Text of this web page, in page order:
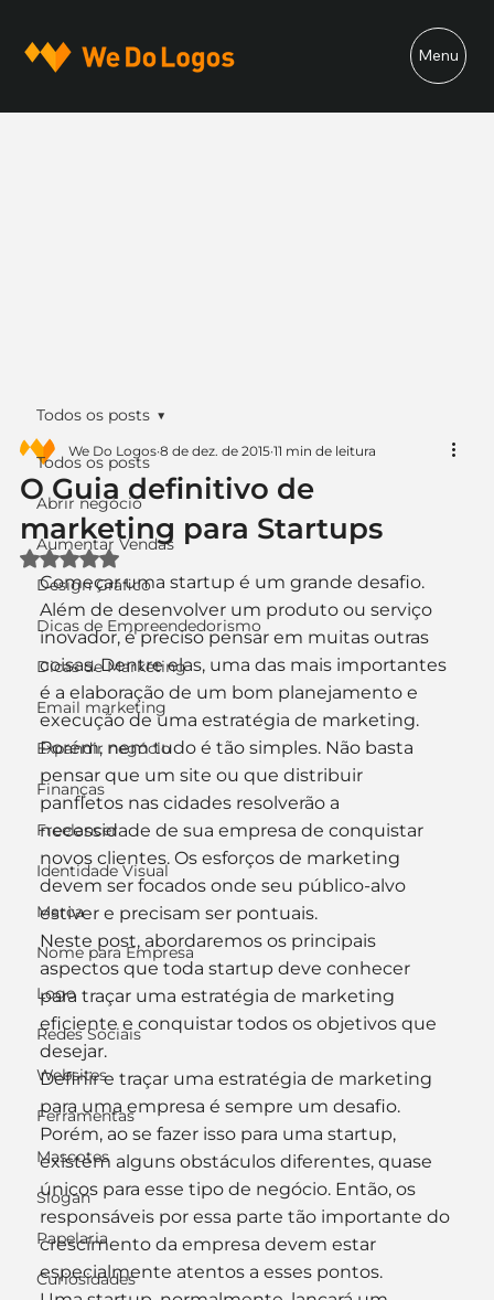
Menu
Todos os posts
Abrir negócio
Aumentar Vendas
Design Gráfico
Dicas de Empreendedorismo
Dicas de Marketing
Email marketing
Expandir negócio
Finanças
Freelancer
Identidade Visual
Marca
Nome para Empresa
Logo
Redes Sociais
Websites
Ferramentas
Mascotes
Slogan
Papelaria
Curiosidades
Todos os posts
O Guia definitivo de
marketing para Startups
We Do Logos 8 de dez. de 2015 11 min de leitura
Avaliado com NaN de 5 estrelas.
Começar uma startup é um grande desafio.
Além de desenvolver um produto ou serviço
inovador, é preciso pensar em muitas outras
coisas. Dentre elas, uma das mais importantes
é a elaboração de um bom planejamento e
execução de uma estratégia de marketing.
Porém, nem tudo é tão simples. Não basta
pensar que um site ou que distribuir
panfletos nas cidades resolverão a
necessidade de sua empresa de conquistar
novos clientes. Os esforços de marketing
devem ser focados onde seu público-alvo
estiver e precisam ser pontuais.
Neste post, abordaremos os principais
aspectos que toda startup deve conhecer
para traçar uma estratégia de marketing
eficiente e conquistar todos os objetivos que
desejar.
Definir e traçar uma estratégia de marketing
para uma empresa é sempre um desafio.
Porém, ao se fazer isso para uma startup,
existem alguns obstáculos diferentes, quase
únicos para esse tipo de negócio. Então, os
responsáveis por essa parte tão importante do
crescimento da empresa devem estar
especialmente atentos a esses pontos.